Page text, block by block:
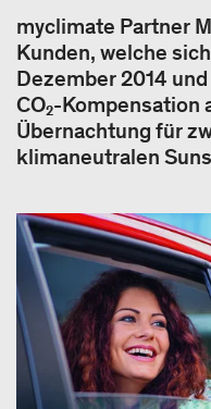
myclimate Partner
Kunden, welche
Dezember 2014
CO₂-Kompensation
Übernachtung für
klimaneutralen